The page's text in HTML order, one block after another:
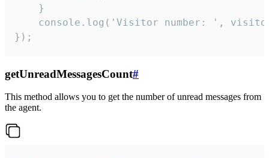
    }
console.log('Visitor number: ',
});
getUnreadMessagesCount#
This method allows you to get the number of unread messages from
the agent.